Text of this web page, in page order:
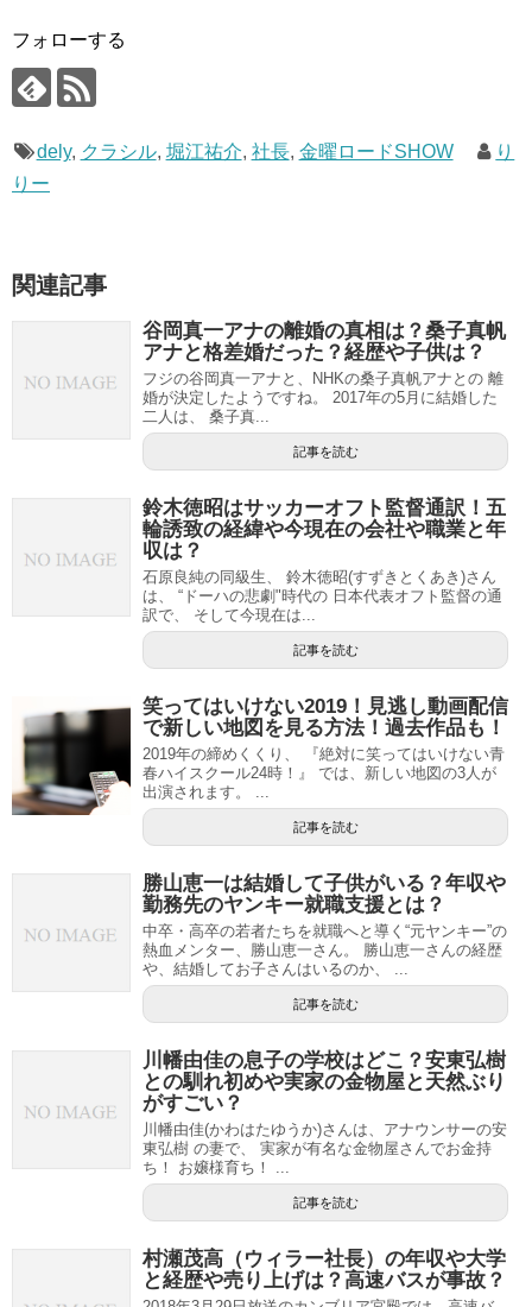
フォローする
dely, クラシル, 堀江祐介, 社長, 金曜ロードSHOW
り
りー
関連記事
谷岡真一アナの離婚の真相は？桑子真帆
アナと格差婚だった？経歴や子供は？
フジの谷岡真一アナと、NHKの桑子真帆アナとの 離
婚が決定したようですね。 2017年の5月に結婚した
二人は、 桑子真...
記事を読む
鈴木徳昭はサッカーオフト監督通訳！五
輪誘致の経緯や今現在の会社や職業と年
収は？
石原良純の同級生、 鈴木徳昭(すずきとくあき)さん
は、 “ドーハの悲劇"時代の 日本代表オフト監督の通
訳で、 そして今現在は...
記事を読む
笑ってはいけない2019！見逃し動画配信
で新しい地図を見る方法！過去作品も！
2019年の締めくくり、 『絶対に笑ってはいけない青
春ハイスクール24時！』 では、新しい地図の3人が
出演されます。 ...
記事を読む
勝山恵一は結婚して子供がいる？年収や
勤務先のヤンキー就職支援とは？
中卒・高卒の若者たちを就職へと導く“元ヤンキー”の
熱血メンター、勝山恵一さん。 勝山恵一さんの経歴
や、結婚してお子さんはいるのか、 ...
記事を読む
川幡由佳の息子の学校はどこ？安東弘樹
との馴れ初めや実家の金物屋と天然ぶり
がすごい？
川幡由佳(かわはたゆうか)さんは、アナウンサーの安
東弘樹 の妻で、 実家が有名な金物屋さんでお金持
ち！ お嬢様育ち！ ...
記事を読む
村瀬茂高（ウィラー社長）の年収や大学
と経歴や売り上げは？高速バスが事故？